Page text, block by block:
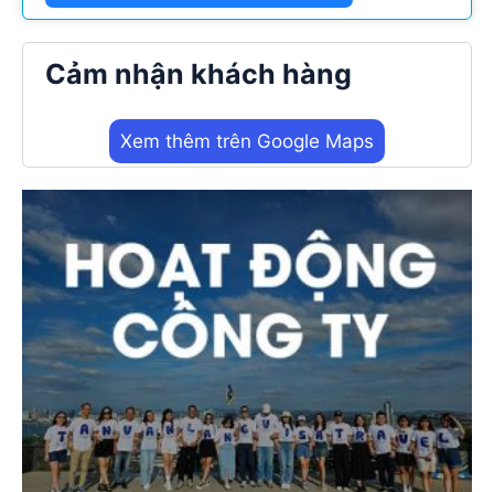
Cảm nhận khách hàng
Xem thêm trên Google Maps